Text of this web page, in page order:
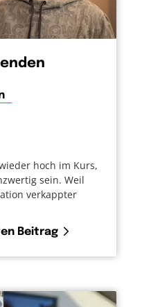
hoch im Kurs,
sein. Weil
verkappter
Beitrag